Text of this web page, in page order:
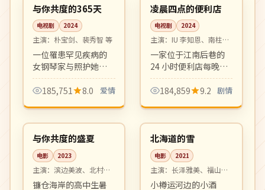
韩国
与你共度的365天
电视剧 2024
主演： 朴宝剑、裴秀智 等
一位罹患罕见疾病的
女钢琴家与照护她整
整一年的陪护师之间
的诗意爱情。剧本细
诗一般动人。
185,751 8.0 爱情
韩国
凌晨四点的便利店
电视剧 2024
主演： IU 李知恩、南柱赫
一家位于江南后巷的
24 小时便利店每晚迎
来形形色色的客人，
深夜的咖啡与泡面之
解与温暖的小故事。
治愈系群像剧的清新
之作。
184,859 9.2 剧情
日本
院线 99:18
与你共度的盛夏
电影 2023
主演： 滨边美波、北村匠
海 等
镰仓海岸的高中生暑
日本
院线 99:19
北海道的雪
电影 2021
主演： 长泽雅美、福山雅
治 等
小樽运河边的小酒